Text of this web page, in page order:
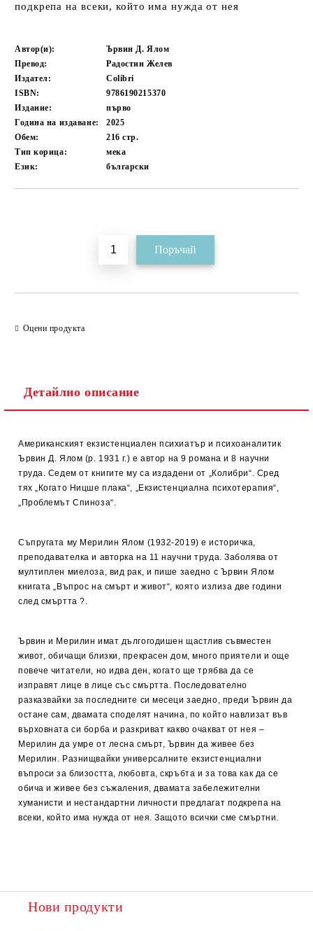
подкрепа на всеки, който има нужда от нея
Автор(и):
Ървин Д. Ялом
Превод:
Радостин Желев
Издател:
Colibri
ISBN:
9786190215370
Издание:
първо
Година на издаване:
2025
Обем:
216стр.
Тип корица:
мека
Език:
български
Оцени продукта
Детайлно описание
Американският екзистенциален психиатър и психоаналитик
Ървин Д. Ялом (р. 1931 г.) е автор на 9 романа и 8 научни
труда. Седем от книгите му са издадени от „Колибри“. Сред
тях „Когато Ницше плака“, „Екзистенциална психотерапия“,
„Проблемът Спиноза“.
Съпругата му Мерилин Ялом (1932-2019) е историчка,
преподавателка и авторка на 11 научни труда. Заболява от
мултиплен миелоза, вид рак, и пише заедно с Ървин Ялом
книгата „Въпрос на смърт и живот“, която излиза две години
след смъртта ?.
Ървин и Мерилин имат дългогодишен щастлив съвместен
живот, обичащи близки, прекрасен дом, много приятели и още
повече читатели, но идва ден, когато ще трябва да се
изправят лице в лице със смъртта. Последователно
разказвайки за последните си месеци заедно, преди Ървин да
остане сам, двамата споделят начина, по който навлизат във
върховната си борба и разкриват какво очакват от нея –
Мерилин да умре от лесна смърт, Ървин да живее без
Мерилин. Разнищвайки универсалните екзистенциални
въпроси за близостта, любовта, скръбта и за това как да се
обича и живее без съжаления, двамата забележителни
хуманисти и нестандартни личности предлагат подкрепа на
всеки, който има нужда от нея. Защото всички сме смъртни.
Нови продукти